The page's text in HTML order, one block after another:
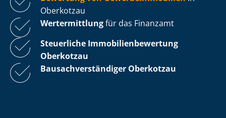
Oberkotzau
Wertermittlungfür das Finanzamt
Steuerliche Im­mo­bi­li­en­be­wer­tung
Oberkotzau
Bau­sach­ver­stän­di­ger Oberkotzau